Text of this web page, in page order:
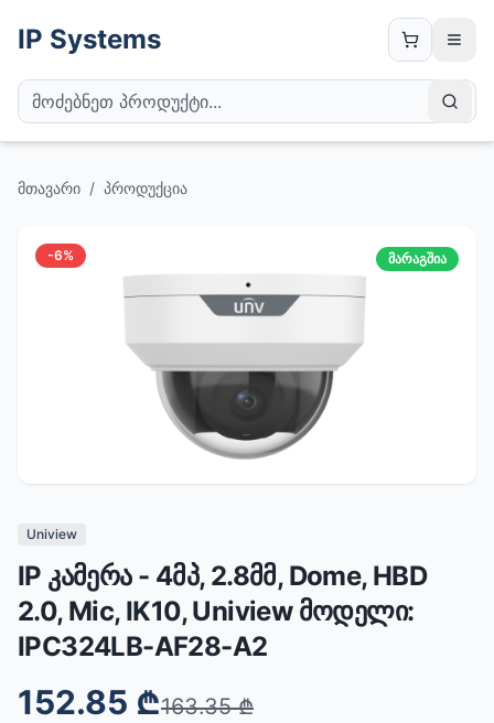
IP Systems
მთავარი / პროდუქცია
-6% მარაგშია
Uniview
IP კამერა - 4მპ, 2.8მმ, Dome, HBD
2.0, Mic, IK10, Uniview მოდელი:
IPC324LB-AF28-A2
152.85 ₾163.35₾